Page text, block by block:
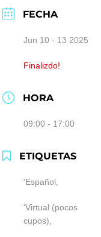
FECHA
Jun 10 - 13 2025
Finalizdo!
HORA
09:00 - 17:00
ETIQUETAS
'Español,
‘Virtual (pocos
cupos),